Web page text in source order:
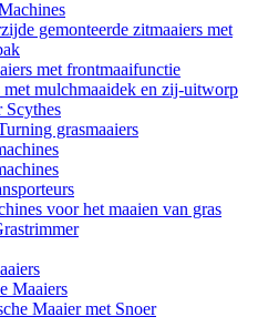
gemonteerde zitmaaiers met
met frontmaaifunctie
met mulchmaaidek en zij-uitworp
grasmaaiers
voor het maaien van gras
Maaiers
Maaier met Snoer